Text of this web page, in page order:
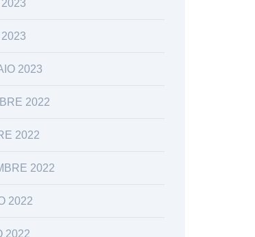
2023
2022
2022
2022
2022
2022